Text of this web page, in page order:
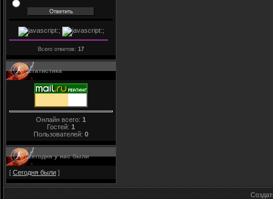
Всего ответов: 17
Статистика
Онлайн всего: 1
Гостей: 1
Пользователей: 0
Сегодня у нас были
[ Сегодня были ]